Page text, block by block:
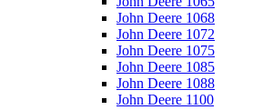
John Deere 1068
John Deere 1072
John Deere 1075
John Deere 1085
John Deere 1088
John Deere 1100